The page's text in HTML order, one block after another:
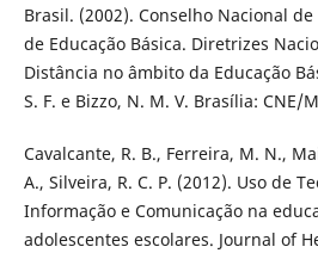
Brasil. (2002). Conselho Nacional de
de Educação Básica. Diretrizes
Distância no âmbito da Educação
S. F. e Bizzo, N. M. V. Brasí­lia: CNE/
Cavalcante, R. B., Ferreira, M. N.,
A., Silveira, R. C. P. (2012). Uso de
Informação e Comunicação na
adolescentes escolares. Journal of